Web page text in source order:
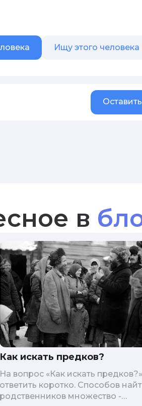
Ищу этого человека
в
Как искать предков?
На вопрос «Как искать
ответить коротко. Способов
родственников множество -